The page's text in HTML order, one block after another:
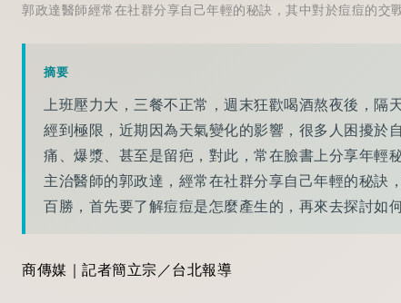
郭政達醫師經常在社群分享自己年輕的秘訣，其中對於痘痘的交
摘要
上班壓力大，三餐不正常，週末狂歡喝酒熬夜後，隔
經到極限，近期因為天氣變化的影響，很多人困擾於
痛、爆漿、甚至是留疤，對此，常在臉書上分享年輕
主治醫師的郭政達，經常在社群分享自己年輕的秘訣
百勝，首先要了解痘痘是怎麼產生的，再來去探討如
商傳媒｜記者簡立宗／台北報導